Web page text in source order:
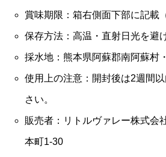
賞味期限：箱右側面下部に記載
保存方法：高温・直射日光を避
採水地：熊本県阿蘇郡南阿蘇村
使用上の注意：開封後は2週間
さい。
販売者：リトルヴァレー株式会
本町1-30